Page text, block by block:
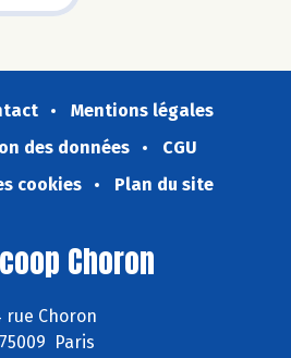
Mentions légales
des données
CGU
cookies
Plan du site
Choron
rue Choron
75009 Paris